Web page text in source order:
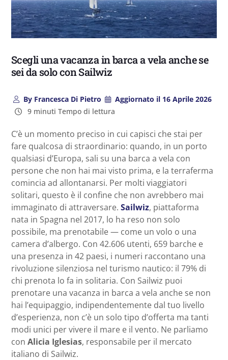
​​​​​​Scegli una vacanza in barca a vela anche se
sei da solo con Sailwiz
ByFrancesca Di Pietro Aggiornato il 16 Aprile 2026
9 minuti Tempo di lettura
C’è un momento preciso in cui capisci che stai per
fare qualcosa di straordinario: quando, in un porto
qualsiasi d’Europa, sali su una barca a vela con
persone che non hai mai visto prima, e la terraferma
comincia ad allontanarsi. Per molti viaggiatori
solitari, questo è il confine che non avrebbero mai
immaginato di attraversare. Sailwiz, piattaforma
nata in Spagna nel 2017, lo ha reso non solo
possibile, ma prenotabile — come un volo o una
camera d’albergo. Con 42.606 utenti, 659 barche e
una presenza in 42 paesi, i numeri raccontano una
rivoluzione silenziosa nel turismo nautico: il 79% di
chi prenota lo fa in solitaria. Con Sailwiz puoi
prenotare una vacanza in barca a vela anche se non
hai l’equipaggio, indipendentemente dal tuo livello
d’esperienza, non c’è un solo tipo d’offerta ma tanti
modi unici per vivere il mare e il vento. Ne parliamo
con Alicia Iglesias, responsabile per il mercato
italiano di Sailwiz.